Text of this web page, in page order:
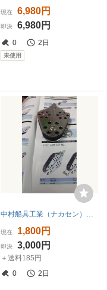
現在 6,980円
即決 6,980円
0 2日
未使用
現在 1,800円
即決 3,000円
＋送料185円
0
2日